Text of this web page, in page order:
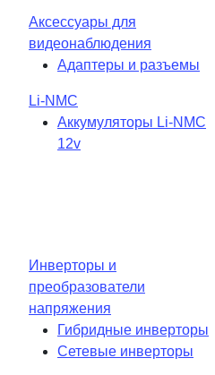
Аксессуары для
видеонаблюдения
Адаптеры и разъемы
Li-NMC
Аккумуляторы Li-NMC
12v
Инверторы и
преобразователи
напряжения
Гибридные инверторы
Сетевые инверторы